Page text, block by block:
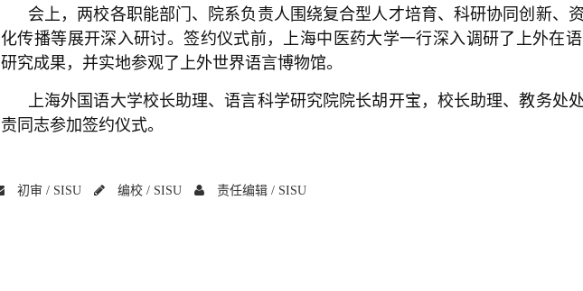
会上，两校各职能部门、院系负责人围绕复合型人才培育、科研协同创新、
化传播等展开深入研讨。签约仪式前，上海中医药大学一行深入调研了上外在
研究成果，并实地参观了上外世界语言博物馆。
上海外国语大学校长助理、语言科学研究院院长胡开宝，校长助理、教务处
责同志参加签约仪式。
初审 / SISU 编校 / SISU 责任编辑 / SISU